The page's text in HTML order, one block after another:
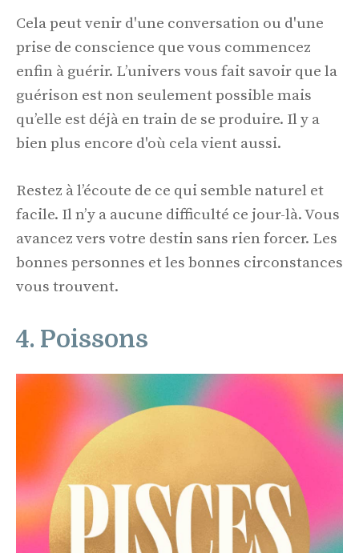
Cela peut venir d'une conversation ou d'une
prise de conscience que vous commencez
enfin à guérir. L’univers vous fait savoir que la
guérison est non seulement possible mais
qu’elle est déjà en train de se produire. Il y a
bien plus encore d'où cela vient aussi.
Restez à l’écoute de ce qui semble naturel et
facile. Il n’y a aucune difficulté ce jour-là. Vous
avancez vers votre destin sans rien forcer. Les
bonnes personnes et les bonnes circonstances
vous trouvent.
4. Poissons